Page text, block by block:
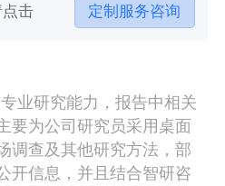
击 定制服务咨询
业研究能力，报告中相关
要为公司研究员采用桌面
调查及其他研究方法，部
开信息，并且结合智研咨